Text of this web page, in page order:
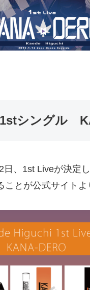
シングル
日、1st Liveが決定
ことが公式サイトよ